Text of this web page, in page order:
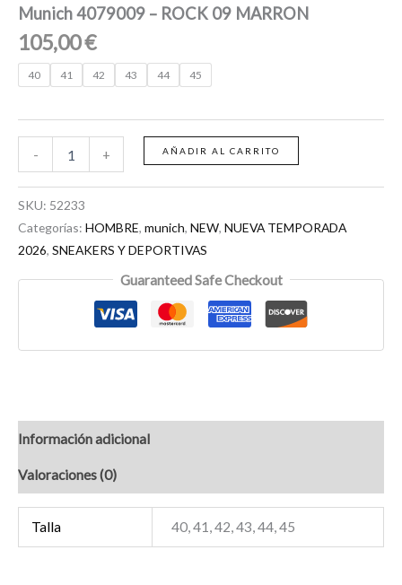
Munich 4079009 – ROCK 09 MARRON
105,00€
40 41 42 43 44 45
- + AÑADIR AL CARRITO
SKU: 52233
Categorías: HOMBRE, munich, NEW, NUEVA TEMPORADA
2026, SNEAKERS Y DEPORTIVAS
Guaranteed Safe Checkout
Información adicional
Valoraciones (0)
Talla 40, 41, 42, 43, 44, 45